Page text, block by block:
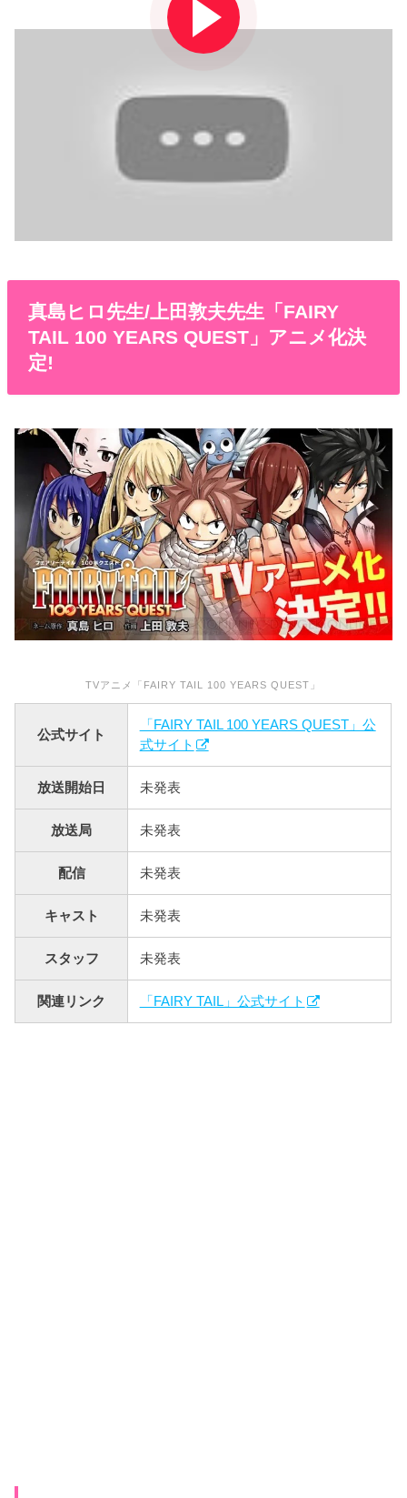
真島ヒロ先生/上田敦夫先生「FAIRY
TAIL 100 YEARS QUEST」アニメ化決
定!
TVアニメ「FAIRY TAIL 100 YEARS QUEST」
公式サイト
「FAIRY TAIL 100 YEARS QUEST」公
式サイト
放送開始日 未発表
放送局 未発表
配信 未発表
キャスト 未発表
スタッフ 未発表
関連リンク 「FAIRY TAIL」公式サイト